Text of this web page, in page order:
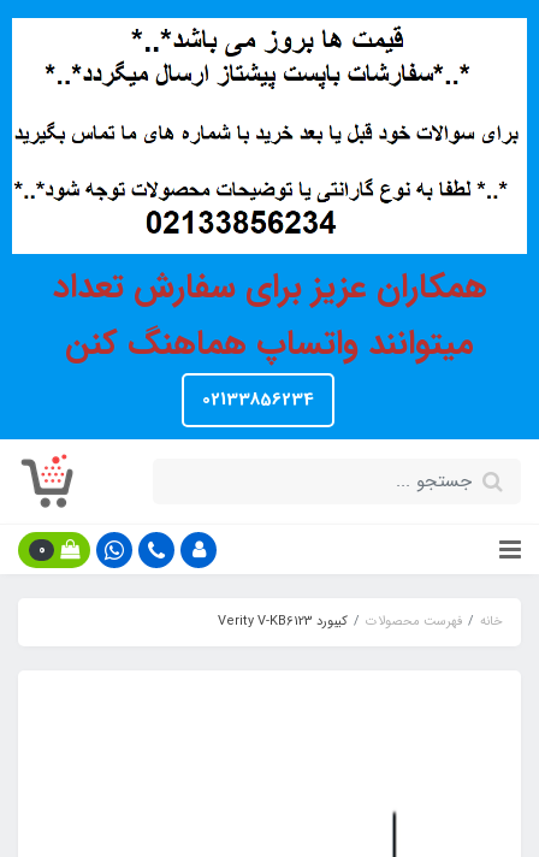
همکاران عزیز برای سفارش تعداد
میتوانند واتساپ هماهنگ کنن
02133856234
0
خانه فهرست محصولات کیبورد Verity V-KB6123